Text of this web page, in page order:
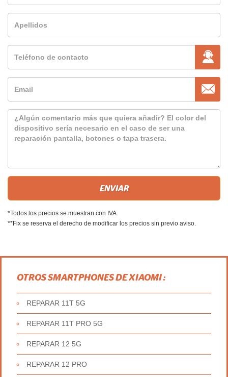
*Todos los precios se muestran con IVA.
**Fix se reserva el derecho de modificar los precios sin previo aviso.
OTROS SMARTPHONES DE XIAOMI :
REPARAR 11T 5G
REPARAR 11T PRO 5G
REPARAR 12 5G
REPARAR 12 PRO